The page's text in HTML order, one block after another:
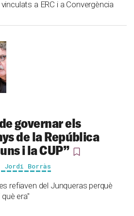
a ERC i a Convergència
governar els
de la República
i la CUP”
Jordi Borràs
refiaven del Junqueras perquè
era"